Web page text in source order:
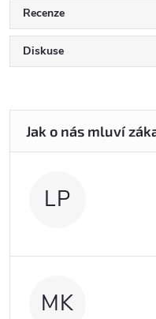
Recenze
Diskuse
LP
MK